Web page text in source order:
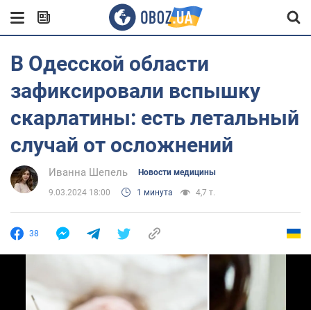
В Одесской области
зафиксировали вспышку
скарлатины: есть летальный
случай от осложнений
Иванна Шепель Новости медицины
9.03.2024 18:00 1 минута 4,7 т.
38